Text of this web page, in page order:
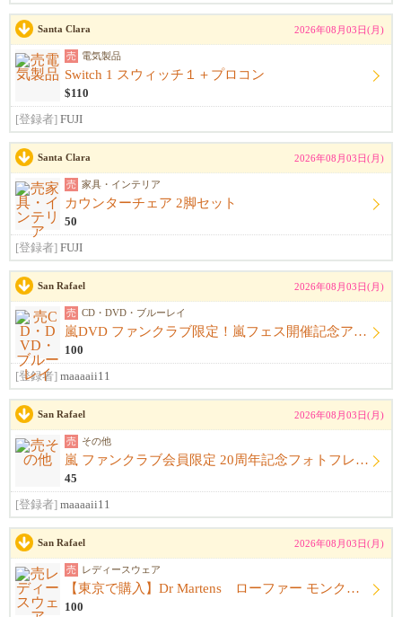
Santa Clara 2026年08月03日(月)
売 電気製品
Switch 1 スウィッチ１＋プロコン
$110
[登録者] FUJI
Santa Clara 2026年08月03日(月)
売 家具・インテリア
カウンターチェア 2脚セット
50
[登録者] FUJI
San Rafael 2026年08月03日(月)
売 CD・DVD・ブルーレイ
嵐DVD ファンクラブ限定！嵐フェス開催記念アルバム ウラ嵐マニア CD４枚組
100
[登録者] maaaaii11
San Rafael 2026年08月03日(月)
売 その他
嵐 ファンクラブ会員限定 20周年記念フォトフレーム
45
[登録者] maaaaii11
San Rafael 2026年08月03日(月)
売 レディースウェア
【東京で購入】Dr Martens ローファー モンクストラップ 黒 サイズ23.5cm〜24.0cm ドクターマーチン
100